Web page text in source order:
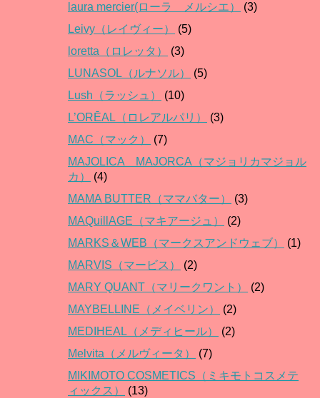
laura mercier(ローラ メルシエ）
(3)
Leivy（レイヴィー）
(5)
loretta（ロレッタ）
(3)
LUNASOL（ルナソル）
(5)
Lush（ラッシュ）
(10)
L’ORĒAL（ロレアルパリ）
(3)
MAC（マック）
(7)
MAJOLICA MAJORCA（マジョリカマジョル
カ）
(4)
MAMA BUTTER（ママバター）
(3)
MAQuillAGE（マキアージュ）
(2)
MARKS＆WEB（マークスアンドウェブ）
(1)
MARVIS（マービス）
(2)
MARY QUANT（マリークワント）
(2)
MAYBELLINE（メイベリン）
(2)
MEDIHEAL（メディヒール）
(2)
Melvita（メルヴィータ）
(7)
MIKIMOTO COSMETICS（ミキモトコスメテ
ィックス）
(13)